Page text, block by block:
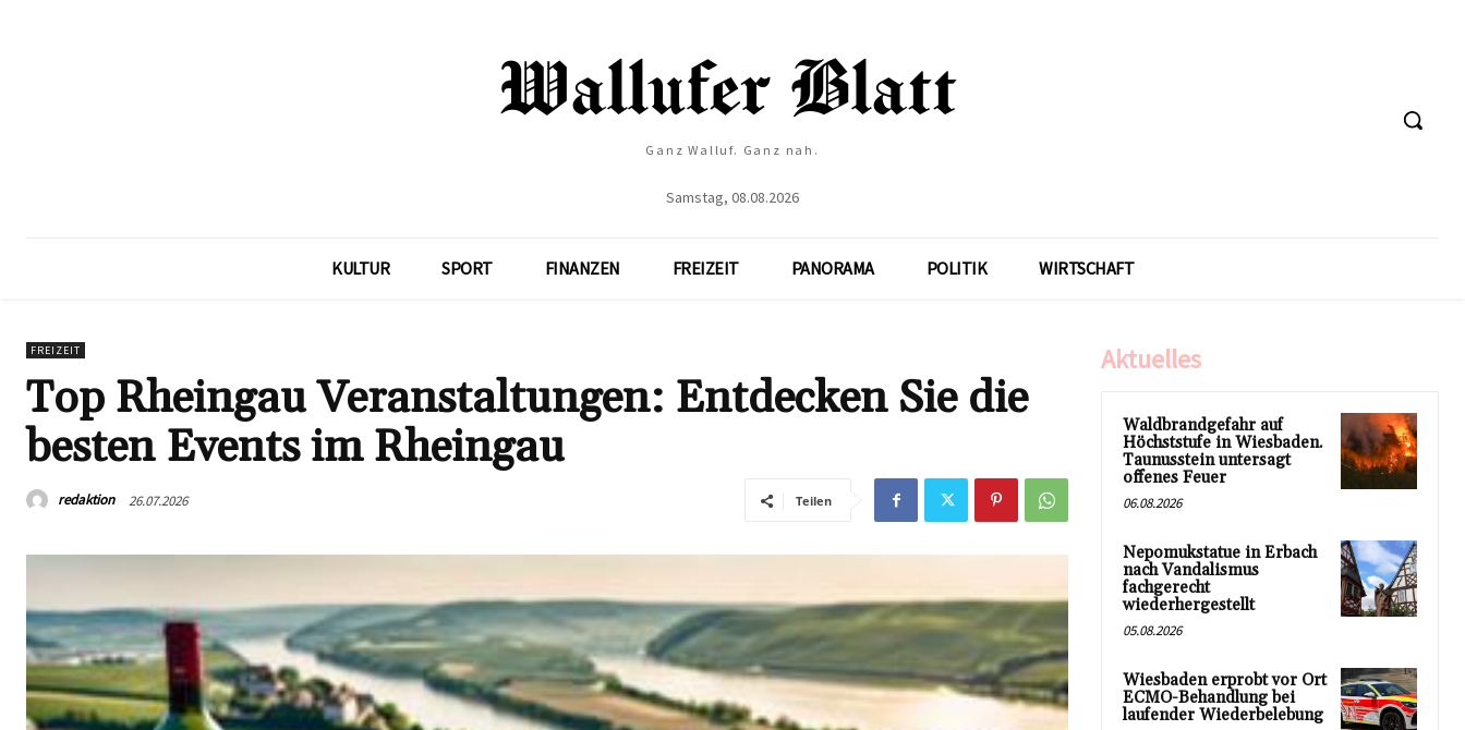
Ganz Walluf. Ganz nah.
Samstag, 08.08.2026
KULTUR SPORT FINANZEN FREIZEIT PANORAMA POLITIK WIRTSCHAFT
FREIZEIT
Top Rheingau Veranstaltungen: Entdecken Sie die
besten Events im Rheingau
redaktion 26.07.2026 Teilen
Aktuelles
Waldbrandgefahr auf
Höchststufe in Wiesbaden.
Taunusstein untersagt
offenes Feuer
06.08.2026
Nepomukstatue in Erbach
nach Vandalismus
fachgerecht
wiederhergestellt
05.08.2026
Wiesbaden erprobt vor Ort
ECMO-Behandlung bei
laufender Wiederbelebung